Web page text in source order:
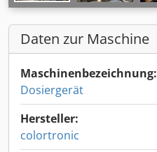
Daten zur Maschine
Maschinenbezeichnung:
Dosiergerät
Hersteller:
colortronic